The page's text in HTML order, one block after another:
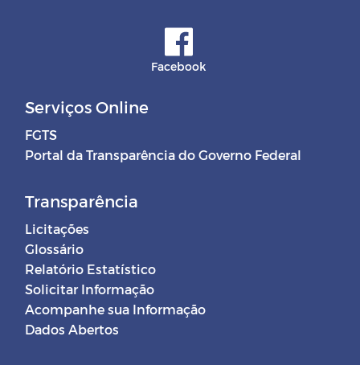
Facebook
Serviços Online
FGTS
Portal da Transparência do Governo Federal
Transparência
Licitações
Glossário
Relatório Estatístico
Solicitar Informação
Acompanhe sua Informação
Dados Abertos